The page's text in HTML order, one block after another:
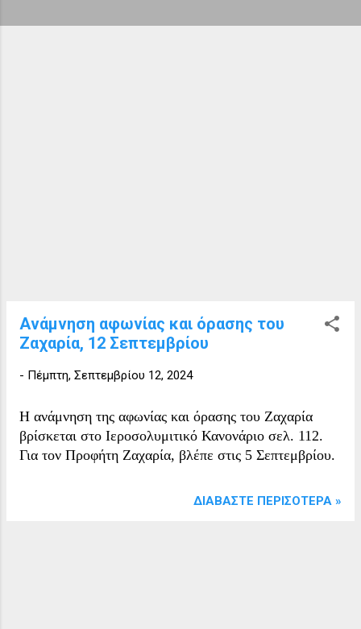
σ
Ανάμνηση αφωνίας και όρασης του
Ζαχαρία, 12 Σεπτεμβρίου
- Πέμπτη, Σεπτεμβρίου 12, 2024
Η ανάμνηση της αφωνίας και όρασης του Ζαχαρία
βρίσκεται στο Ιεροσολυμιτικό Κανονάριο σελ. 112.
Για τον Προφήτη Ζαχαρία, βλέπε στις 5 Σεπτεμβρίου.
ΔΙΑΒΆΣΤΕ ΠΕΡΙΣΌΤΕΡΑ »